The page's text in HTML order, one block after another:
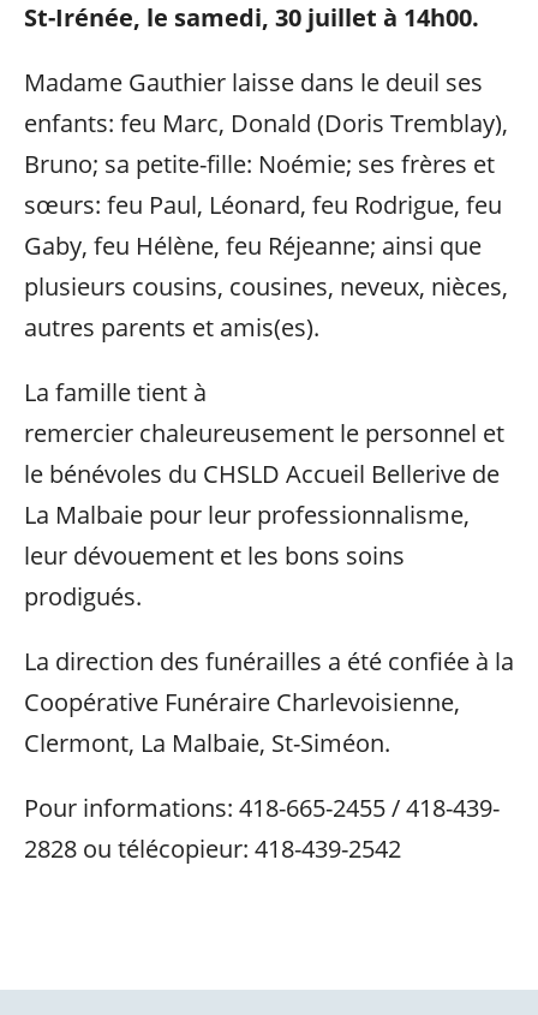
St-Irénée, le samedi, 30 juillet à 14h00.
Madame Gauthier laisse dans le deuil ses
enfants: feu Marc, Donald (Doris Tremblay),
Bruno; sa petite-fille: Noémie; ses frères et
sœurs: feu Paul, Léonard, feu Rodrigue, feu
Gaby, feu Hélène, feu Réjeanne; ainsi que
plusieurs cousins, cousines, neveux, nièces,
autres parents et amis(es).
La famille tient à
remercier chaleureusement le personnel et
le bénévoles du CHSLD Accueil Bellerive de
La Malbaie pour leur professionnalisme,
leur dévouement et les bons soins
prodigués.
La direction des funérailles a été confiée à la
Coopérative Funéraire Charlevoisienne,
Clermont, La Malbaie, St-Siméon.
Pour informations: 418-665-2455 / 418-439-
2828 ou télécopieur: 418-439-2542